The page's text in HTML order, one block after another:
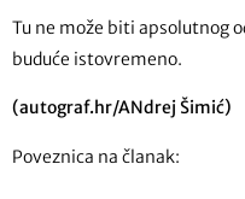
Tu ne može biti apsolutnog
buduće istovremeno.
(autograf.hr/ANdrej Šimić)
Poveznica na članak: